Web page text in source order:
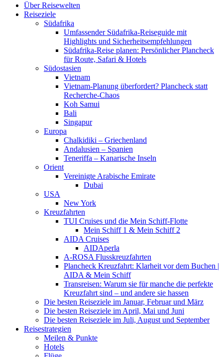
Über Reisewelten
Reiseziele
Südafrika
Umfassender Südafrika-Reiseguide mit
Highlights und Sicherheitsempfehlungen
Südafrika-Reise planen: Persönlicher Plancheck
für Route, Safari & Hotels
Südostasien
Vietnam
Vietnam-Planung überfordert? Plancheck statt
Recherche-Chaos
Koh Samui
Bali
Singapur
Europa
Chalkidiki – Griechenland
Andalusien – Spanien
Teneriffa – Kanarische Inseln
Orient
Vereinigte Arabische Emirate
Dubai
USA
New York
Kreuzfahrten
TUI Cruises und die Mein Schiff-Flotte
Mein Schiff 1 & Mein Schiff 2
AIDA Cruises
AIDAperla
A-ROSA Flusskreuzfahrten
Plancheck Kreuzfahrt: Klarheit vor dem Buchen |
AIDA & Mein Schiff
Transreisen: Warum sie für manche die perfekte
Kreuzfahrt sind – und andere sie hassen
Die besten Reiseziele im Januar, Februar und März
Die besten Reiseziele im April, Mai und Juni
Die besten Reiseziele im Juli, August und September
Reisestrategien
Meilen & Punkte
Hotels